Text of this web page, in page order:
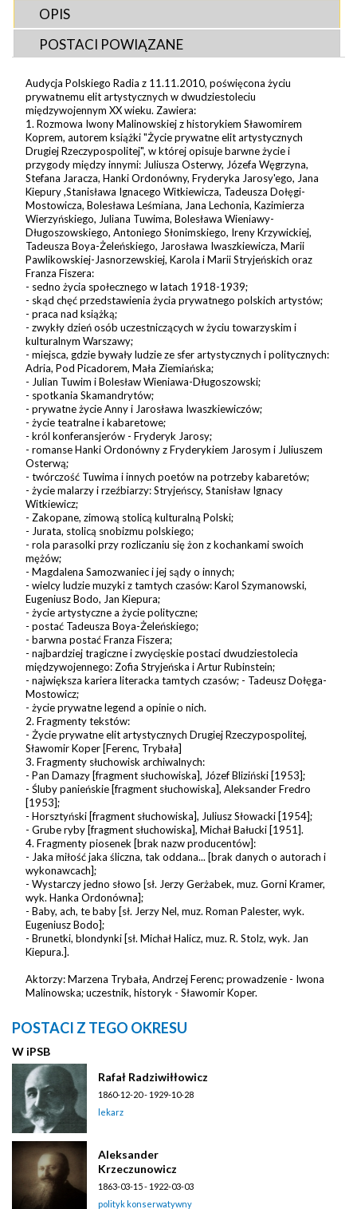
OPIS
POSTACI POWIĄZANE
Audycja Polskiego Radia z 11.11.2010, poświęcona życiu
prywatnemu elit artystycznych w dwudziestoleciu
międzywojennym XX wieku. Zawiera:
1. Rozmowa Iwony Malinowskiej z historykiem Sławomirem
Koprem, autorem książki "Życie prywatne elit artystycznych
Drugiej Rzeczypospolitej", w której opisuje barwne życie i
przygody między innymi: Juliusza Osterwy, Józefa Węgrzyna,
Stefana Jaracza, Hanki Ordonówny, Fryderyka Jarosy'ego, Jana
Kiepury ,Stanisława Ignacego Witkiewicza, Tadeusza Dołęgi-
Mostowicza, Bolesława Leśmiana, Jana Lechonia, Kazimierza
Wierzyńskiego, Juliana Tuwima, Bolesława Wieniawy-
Długoszowskiego, Antoniego Słonimskiego, Ireny Krzywickiej,
Tadeusza Boya-Żeleńskiego, Jarosława Iwaszkiewicza, Marii
Pawlikowskiej-Jasnorzewskiej, Karola i Marii Stryjeńskich oraz
Franza Fiszera:
- sedno życia społecznego w latach 1918-1939;
- skąd chęć przedstawienia życia prywatnego polskich artystów;
- praca nad książką;
- zwykły dzień osób uczestniczących w życiu towarzyskim i
kulturalnym Warszawy;
- miejsca, gdzie bywały ludzie ze sfer artystycznych i politycznych:
Adria, Pod Picadorem, Mała Ziemiańska;
- Julian Tuwim i Bolesław Wieniawa-Długoszowski;
- spotkania Skamandrytów;
- prywatne życie Anny i Jarosława Iwaszkiewiczów;
- życie teatralne i kabaretowe;
- król konferansjerów - Fryderyk Jarosy;
- romanse Hanki Ordonówny z Fryderykiem Jarosym i Juliuszem
Osterwą;
- twórczość Tuwima i innych poetów na potrzeby kabaretów;
- życie malarzy i rzeźbiarzy: Stryjeńscy, Stanisław Ignacy
Witkiewicz;
- Zakopane, zimową stolicą kulturalną Polski;
- Jurata, stolicą snobizmu polskiego;
- rola parasolki przy rozliczaniu się żon z kochankami swoich
mężów;
- Magdalena Samozwaniec i jej sądy o innych;
- wielcy ludzie muzyki z tamtych czasów: Karol Szymanowski,
Eugeniusz Bodo, Jan Kiepura;
- życie artystyczne a życie polityczne;
- postać Tadeusza Boya-Żeleńskiego;
- barwna postać Franza Fiszera;
- najbardziej tragiczne i zwycięskie postaci dwudziestolecia
międzywojennego: Zofia Stryjeńska i Artur Rubinstein;
- największa kariera literacka tamtych czasów; - Tadeusz Dołęga-
Mostowicz;
- życie prywatne legend a opinie o nich.
2. Fragmenty tekstów:
- Życie prywatne elit artystycznych Drugiej Rzeczypospolitej,
Sławomir Koper [Ferenc, Trybała]
3. Fragmenty słuchowisk archiwalnych:
- Pan Damazy [fragment słuchowiska], Józef Bliziński [1953];
- Śluby panieńskie [fragment słuchowiska], Aleksander Fredro
[1953];
- Horsztyński [fragment słuchowiska], Juliusz Słowacki [1954];
- Grube ryby [fragment słuchowiska], Michał Bałucki [1951].
4. Fragmenty piosenek [brak nazw producentów]:
- Jaka miłość jaka śliczna, tak oddana... [brak danych o autorach i
wykonawcach];
- Wystarczy jedno słowo [sł. Jerzy Gerżabek, muz. Gorni Kramer,
wyk. Hanka Ordonówna];
- Baby, ach, te baby [sł. Jerzy Nel, muz. Roman Palester, wyk.
Eugeniusz Bodo];
- Brunetki, blondynki [sł. Michał Halicz, muz. R. Stolz, wyk. Jan
Kiepura.].
Aktorzy: Marzena Trybała, Andrzej Ferenc; prowadzenie - Iwona
Malinowska; uczestnik, historyk - Sławomir Koper.
POSTACI Z TEGO OKRESU
W iPSB
Rafał Radziwiłłowicz
1860-12-20 - 1929-10-28
lekarz
Aleksander
Krzeczunowicz
1863-03-15 - 1922-03-03
polityk konserwatywny